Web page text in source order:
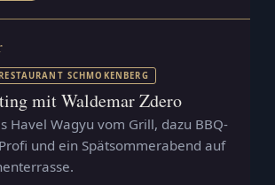
SCHMOKENBERG
mit Waldemar Zdero
Havel Wagyu vom Grill, dazu BBQ-
und ein Spätsommerabend auf